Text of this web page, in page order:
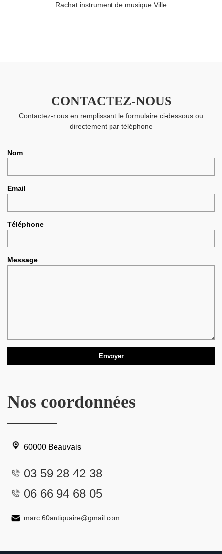
Rachat instrument de musique Ville
CONTACTEZ-NOUS
Contactez-nous en remplissant le formulaire ci-dessous ou
directement par téléphone
Nom
Email
Téléphone
Message
Nos coordonnées
60000 Beauvais
03 59 28 42 38
06 66 94 68 05
marc.60antiquaire@gmail.com